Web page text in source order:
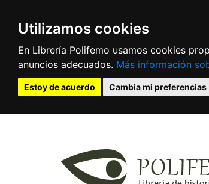
Utilizamos cookies
En Librería Polifemo usamos cookies
anuncios adecuados. Más información
Estoy de acuerdo Cambia mi preferencias